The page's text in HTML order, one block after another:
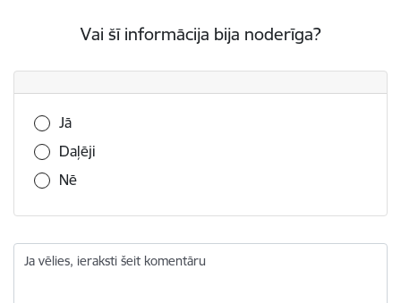
Vai šī informācija bija noderīga?
Vai šī informācija bija noderīga?
Jā
Daļēji
Nē
Ja vēlies, ieraksti šeit komentāru